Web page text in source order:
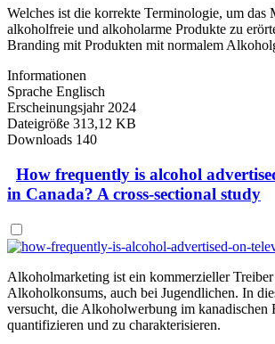
Welches ist die korrekte Terminologie, um das
alkoholfreie und alkoholarme Produkte zu
Branding mit Produkten mit normalem
Informationen
Sprache Englisch
Erscheinungsjahr 2024
Dateigröße 313,12 KB
Downloads 140
How frequently is alcohol
in Canada? A cross-sectional study
Alkoholmarketing ist ein kommerzieller Treiber
Alkoholkonsums, auch bei Jugendlichen. In
versucht, die Alkoholwerbung im kanadischen
quantifizieren und zu charakterisieren.